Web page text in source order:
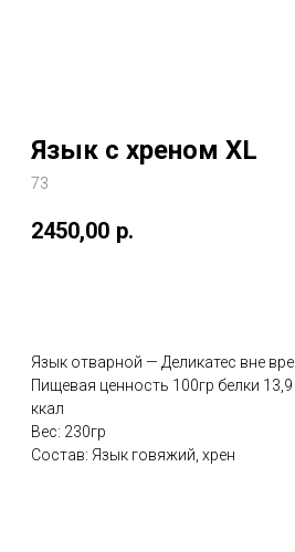
Язык с хреном XL
73
2450,00 р.
Язык отварной — Деликатес вне
Пищевая ценность 100гр белки
ккал
Вес: 230гр
Состав: Язык говяжий, хрен